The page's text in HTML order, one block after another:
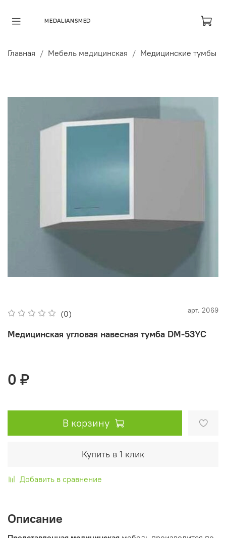
MEDALIANSMED
Главная Мебель медицинская Медицинские тумбы
(0) арт. 2069
Медицинская угловая навесная тумба DM-53YC
0 ₽
В корзину
Купить в 1 клик
Добавить в сравнение
Описание